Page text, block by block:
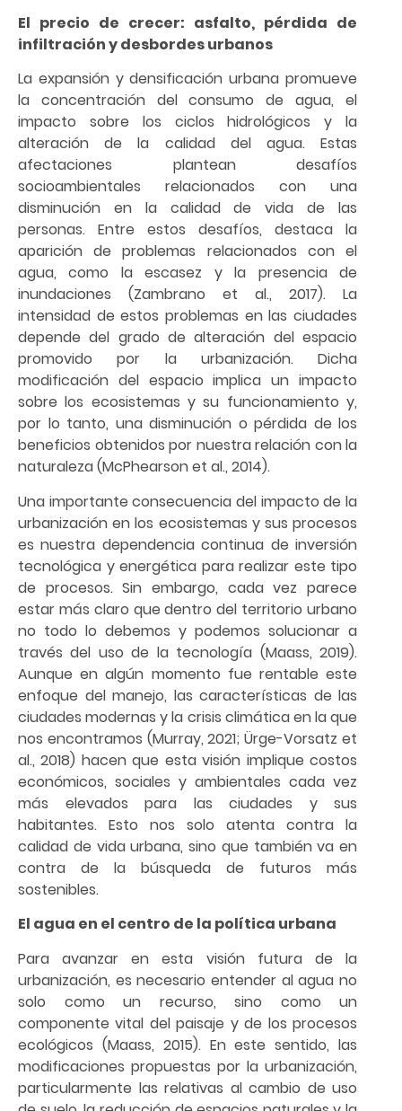
El precio de crecer: asfalto, pérdida de
infiltración y desbordes urbanos
La expansión y densificación urbana promueve
la concentración del consumo de agua, el
impacto sobre los ciclos hidrológicos y la
alteración de la calidad del agua. Estas
afectaciones plantean desafíos
socioambientales relacionados con una
disminución en la calidad de vida de las
personas. Entre estos desafíos, destaca la
aparición de problemas relacionados con el
agua, como la escasez y la presencia de
inundaciones (Zambrano et al., 2017). La
intensidad de estos problemas en las ciudades
depende del grado de alteración del espacio
promovido por la urbanización. Dicha
modificación del espacio implica un impacto
sobre los ecosistemas y su funcionamiento y,
por lo tanto, una disminución o pérdida de los
beneficios obtenidos por nuestra relación con la
naturaleza (McPhearson et al., 2014).
Una importante consecuencia del impacto de la
urbanización en los ecosistemas y sus procesos
es nuestra dependencia continua de inversión
tecnológica y energética para realizar este tipo
de procesos. Sin embargo, cada vez parece
estar más claro que dentro del territorio urbano
no todo lo debemos y podemos solucionar a
través del uso de la tecnología (Maass, 2019).
Aunque en algún momento fue rentable este
enfoque del manejo, las características de las
ciudades modernas y la crisis climática en la que
nos encontramos (Murray, 2021; Ürge-Vorsatz et
al., 2018) hacen que esta visión implique costos
económicos, sociales y ambientales cada vez
más elevados para las ciudades y sus
habitantes. Esto nos solo atenta contra la
calidad de vida urbana, sino que también va en
contra de la búsqueda de futuros más
sostenibles.
El agua en el centro de la política urbana
Para avanzar en esta visión futura de la
urbanización, es necesario entender al agua no
solo como un recurso, sino como un
componente vital del paisaje y de los procesos
ecológicos (Maass, 2015). En este sentido, las
modificaciones propuestas por la urbanización,
particularmente las relativas al cambio de uso